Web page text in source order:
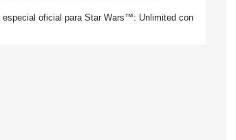
oficial para Star Wars™: Unlimited con